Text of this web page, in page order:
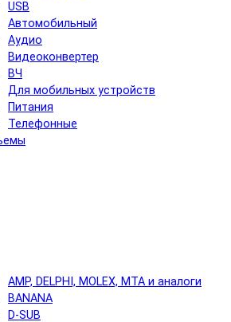
USB
Автомобильный
Аудио
Видеоконвертер
ВЧ
Для мобильных устройств
Питания
Телефонные
AMP, DELPHI, MOLEX, MTA и аналоги
BANANA
D-SUB